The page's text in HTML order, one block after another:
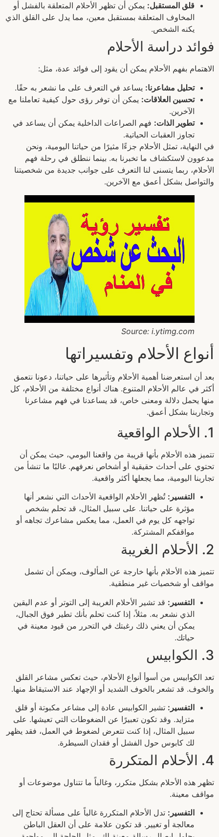
قلق المستقبل: يمكن أن تظهر الأحلام المتعلقة بالفشل أو
المخاوف المتعلقة بمستقبل معين، مما يدل على القلق الذي
يكنه الشخص.
فوائد دراسة الأحلام
الاهتمام بفهم الأحلام يمكن أن يقود إلى فوائد عدة، مثل:
تحليل مشاعرنا: يساعد في التعرف على ما نشعر به حقًا.
تحسين العلاقات: يمكن أن توفر رؤى حول كيفية تعاملنا مع
الآخرين.
تطوير الذات: فهم الصراعات الداخلية يمكن أن يساعد في
تجاوز العقبات الحياتية.
في النهاية، تمثل الأحلام جزءًا مثيرًا من حياتنا اليومية، ونحن
مدعوون لاستكشاف ما تخبرنا به. بينما ننطلق في رحلة فهم
الأحلام، ربما يتسنى لنا التعرف على جوانب جديدة من شخصيتنا
والتواصل بشكل أعمق مع الآخرين.
Source: i.ytimg.com
أنواع الأحلام وتفسيراتها
بعد أن استعرضنا أهمية الأحلام وتأثيرها على حياتنا، دعونا نتعمق
أكثر في عالم الأحلام المتنوع. هناك أنواع مختلفة من الأحلام، كل
منها يحمل دلالة ومعنى خاص، قد يساعدنا في فهم مشاعرنا
وتجاربنا بشكل أعمق.
1. الأحلام الواقعية
تتميز هذه الأحلام بأنها قريبة من واقعنا اليومي، حيث يمكن أن
تحتوي على أحداث حقيقية أو أشخاص نعرفهم. غالبًا ما تنشأ من
تجاربنا اليومية، مما يجعلها أكثر واقعية.
التفسير: تُظهر الأحلام الواقعية الأحداث التي نشعر أنها
مؤثرة على حياتنا. على سبيل المثال، قد تحلم بشخص
تواجهه كل يوم في العمل، مما يعكس مشاعرك تجاهه أو
مواقفكم المشتركة.
2. الأحلام الغريبة
تتميز هذه الأحلام بأنها خارجة عن المألوف، ويمكن أن تشمل
مواقف أو شخصيات غير منطقية.
التفسير: قد تشير الأحلام الغريبة إلى التوتر أو عدم اليقين
الذي نشعر به. مثلاً، إذا كنت تحلم بأنك تطير فوق الجبال،
يمكن أن يعني ذلك رغبتك في التحرر من قيود معينة في
حياتك.
3. الكوابيس
تعد الكوابيس من أسوأ أنواع الأحلام، حيث تعكس مشاعر القلق
والخوف. قد تشعر بالخوف الشديد أو الإجهاد عند الاستيقاظ منها.
التفسير: تشير الكوابيس عادة إلى مشاعر مكبوتة أو قلق
متزايد. وقد تكون تعبيرًا عن الضغوطات التي تعيشها. على
سبيل المثال، إذا كنت تتعرض لضغوط في العمل، فقد يظهر
لك كابوس حول الفشل أو فقدان السيطرة.
4. الأحلام المتكررة
تظهر هذه الأحلام بشكل متكرر، وغالباً ما تتناول موضوعات أو
مواقف معينة.
التفسير: تدل الأحلام المتكررة غالباً على مسألة تحتاج إلى
معالجة أو تغيير. قد تكون علامة على أن العقل الباطن